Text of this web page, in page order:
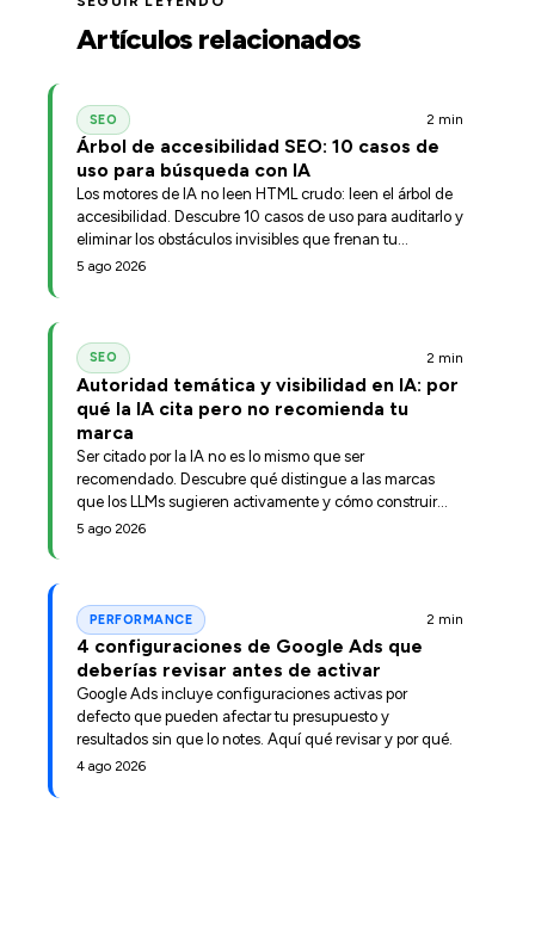
Artículos relacionados
SEO 2 min
Árbol de accesibilidad SEO: 10 casos de
uso para búsqueda con IA
Los motores de IA no leen HTML crudo: leen el árbol de
accesibilidad. Descubre 10 casos de uso para auditarlo y
eliminar los obstáculos invisibles que frenan tu
posicionamiento.
5 ago 2026
SEO 2 min
Autoridad temática y visibilidad en IA: por
qué la IA cita pero no recomienda tu
marca
Ser citado por la IA no es lo mismo que ser
recomendado. Descubre qué distingue a las marcas
que los LLMs sugieren activamente y cómo construir
esa posición.
5 ago 2026
PERFORMANCE 2 min
4 configuraciones de Google Ads que
deberías revisar antes de activar
Google Ads incluye configuraciones activas por
defecto que pueden afectar tu presupuesto y
resultados sin que lo notes. Aquí qué revisar y por qué.
4 ago 2026